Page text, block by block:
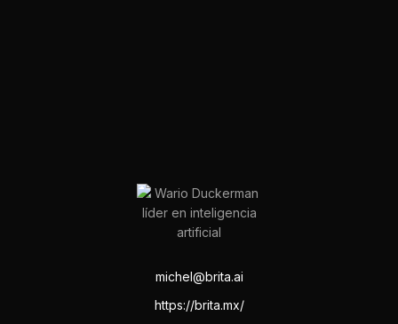
michel@brita.ai
https://brita.mx/